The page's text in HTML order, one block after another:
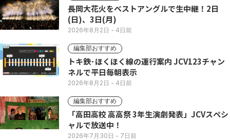
長岡大花火をベストアングルで生中継！2日
(日)、3日(月)
2026年8月2日 - 4日前
編集部おすすめ
トキ鉄･ほくほく線の運行案内 JCV123チャン
ネルで平日毎朝表示
2026年8月2日 - 4日前
編集部おすすめ
「高田高校 高高祭 3年生演劇発表」JCVスペシ
ャルで放送中！
2026年7月30日 - 7日前